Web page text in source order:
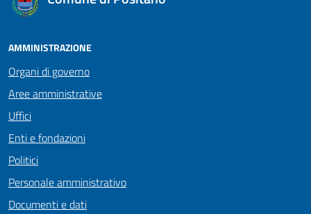
AMMINISTRAZIONE
Organi di governo
Aree amministrative
Uffici
Enti e fondazioni
Politici
Personale amministrativo
Documenti e dati